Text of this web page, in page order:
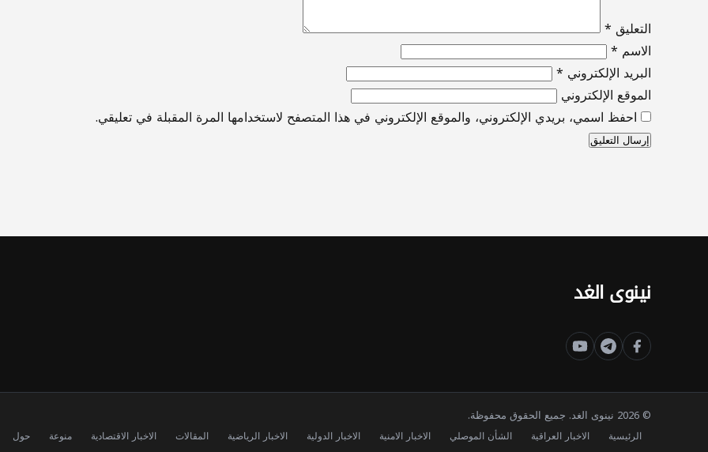
التعليق*
الاسم *
البريد الإلكتروني *
الموقع الإلكتروني
احفظ اسمي، بريدي الإلكتروني، والموقع الإلكتروني في هذا المتصفح لاستخدامها المرة المقبلة في تعليقي.
نينوى الغد
© 2026 نينوى الغد. جميع الحقوق محفوظة.
الرئيسية
الاخبار العراقية الشأن الموصلي الاخبار الامنية الاخبار الدولية الاخبار الرياضية المقالات الاخبار الاقتصادية منوعة حول